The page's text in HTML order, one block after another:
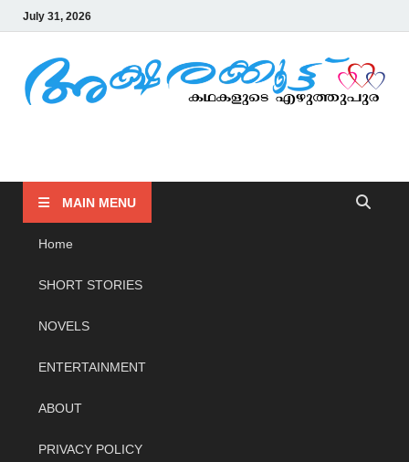
July 31, 2026
MAIN MENU
Home
SHORT STORIES
NOVELS
ENTERTAINMENT
ABOUT
PRIVACY POLICY